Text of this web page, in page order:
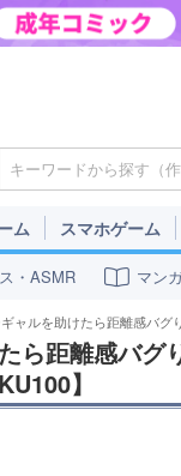
ム スマホゲーム
・ASMR マン
ャルを助けたら距離感バ
ら距離感バグ
】